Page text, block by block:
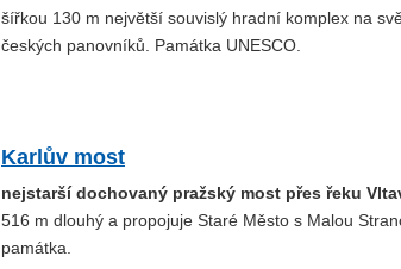
šířkou 130 m největší souvislý hradní komplex na
českých panovníků. Památka UNESCO.
Karlův most
nejstarší dochovaný pražský most přes řeku
516 m dlouhý a propojuje Staré Město s Malou
památka.